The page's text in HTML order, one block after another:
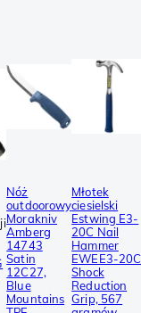
Nóż
outdoorowy
Morakniv
Amberg
14743
Satin
12C27,
Blue
Mountains
Młotek
ciesielski
Estwing E3-
20C Nail
Hammer
EWEE3-20C
Shock
Reduction
Grip, 567